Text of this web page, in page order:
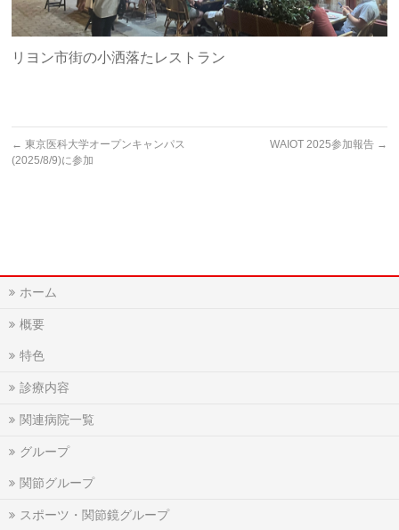
リヨン市街の小洒落たレストラン
← 東京医科大学オープンキャンパス
(2025/8/9)に参加
WAIOT 2025参加報告 →
ホーム
概要
特色
診療内容
関連病院一覧
グループ
関節グループ
スポーツ・関節鏡グループ